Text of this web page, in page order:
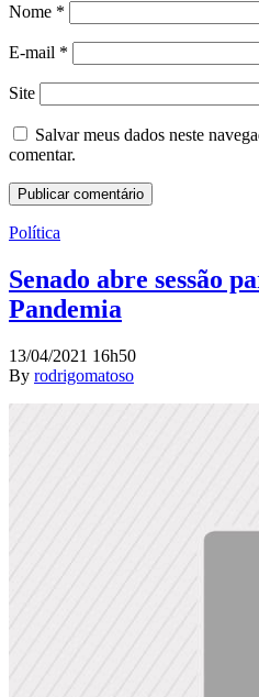
Nome *
E-mail *
Site
Salvar meus dados neste
comentar.
Política
Senado abre sessão
Pandemia
13/04/2021 16h50
By rodrigomatoso